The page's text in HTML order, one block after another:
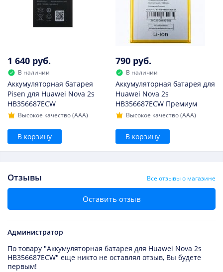
1 640 руб.
В наличии
Аккумуляторная батарея
Pisen для Huawei Nova 2s
HB356687ECW
Высокое качество (AAA)
В корзину
790 руб.
В наличии
Аккумуляторная батарея для
Huawei Nova 2s
HB356687ECW Премиум
Высокое качество (AAA)
В корзину
Отзывы Все отзывы о магазине
Оставить отзыв
Администратор
По товару "Аккумуляторная батарея для Huawei Nova 2s
HB356687ECW" еще никто не оставлял отзыв, Вы будете
первым!